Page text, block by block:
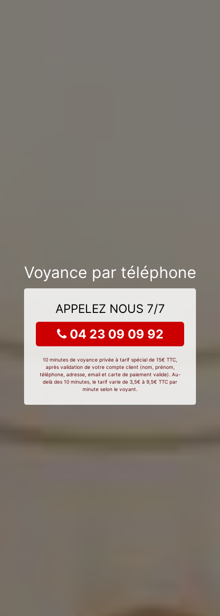
Voyance par téléphone
APPELEZ NOUS 7/7
04 23 09 09 92
10 minutes de voyance privée à tarif spécial de 15€ TTC,
après validation de votre compte client (nom, prénom,
téléphone, adresse, email et carte de paiement valide). Au-
delà des 10 minutes, le tarif varie de 3,5€ à 9,5€ TTC par
minute selon le voyant.